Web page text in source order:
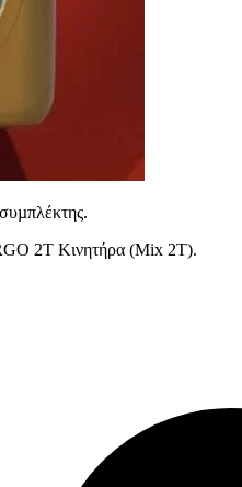
2Τ Κινητήρα (Mix 2T).